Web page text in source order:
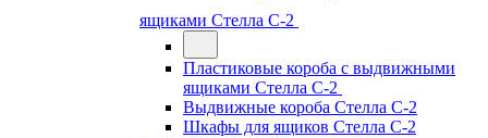
ящиками Стелла С-2
Пластиковые короба с выдвижными
ящиками Стелла С-2
Выдвижные короба Стелла С-2
Шкафы для ящиков Стелла С-2